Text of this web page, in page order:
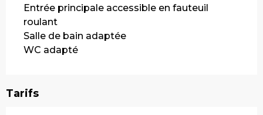
Entrée principale accessible en fauteuil
roulant
Salle de bain adaptée
WC adapté
Tarifs